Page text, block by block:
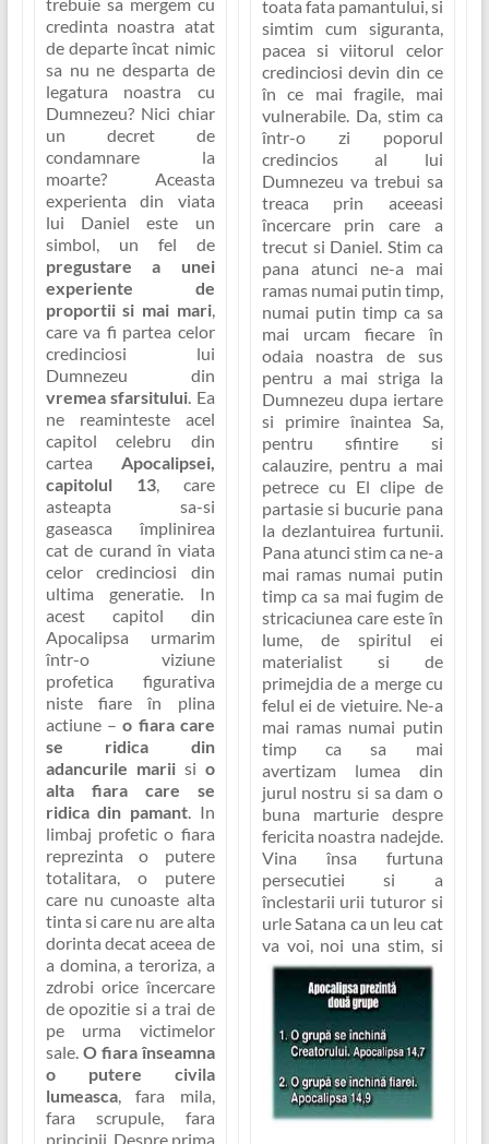
credinta noastra atat
de departe încat nimic
sa nu ne desparta de
legatura noastra cu
Dumnezeu? Nici chiar
un decret de
condamnare la
moarte?Aceasta
experienta din viata
lui Daniel este un
simbol, un fel de
pregustare a unei
experiente de
proportii si mai mari,
care va fi partea celor
credinciosi lui
Dumnezeu din
vremea sfarsitului. Ea
ne reaminteste acel
capitol celebru din
cartea Apocalipsei,
capitolul 13, care
asteapta sa-si
gaseasca împlinirea
cat de curand în viata
celor credinciosi din
ultima generatie. In
acest capitol din
Apocalipsa urmarim
într-o viziune
profetica figurativa
niste fiare în plina
actiune –o fiara care
se ridica din
adancurile mariisi o
alta fiara care se
ridica din pamant. In
limbaj profetic o fiara
reprezinta o putere
totalitara, o putere
care nu cunoaste alta
tinta si care nu are alta
dorinta decat aceea de
a domina, a teroriza, a
zdrobi orice încercare
de opozitie si a trai de
pe urma victimelor
sale. O fiara înseamna
o putere civila
lumeasca, fara mila,
fara scrupule, fara
principii. Despre prima
toata fata pamantului, si
simtim cum siguranta,
pacea si viitorul celor
credinciosi devin din ce
în ce mai fragile, mai
vulnerabile. Da, stim ca
într-o zi poporul
credincios al lui
Dumnezeu va trebui sa
treaca prin aceeasi
încercare prin care a
trecut si Daniel. Stim ca
pana atunci ne-a mai
ramas numai putin timp,
numai putin timp ca sa
mai urcam fiecare în
odaia noastra de sus
pentru a mai striga la
Dumnezeu dupa iertare
si primire înaintea Sa,
pentru sfintire si
calauzire, pentru a mai
petrece cu El clipe de
partasie si bucurie pana
la dezlantuirea furtunii.
Pana atunci stim ca ne-a
mai ramas numai putin
timp ca sa mai fugim de
stricaciunea care este în
lume, de spiritul ei
materialist si de
primejdia de a merge cu
felul ei de vietuire. Ne-a
mai ramas numai putin
timp ca sa mai
avertizam lumea din
jurul nostru si sa dam o
buna marturie despre
fericita noastra nadejde.
Vina însa furtuna
persecutiei si a
înclestarii urii tuturor si
urle Satana ca un leu cat
va voi, noi una stim, si